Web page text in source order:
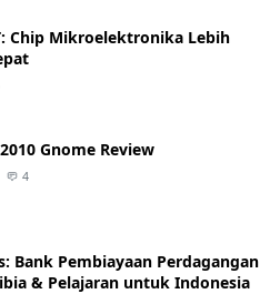
Chip Mikroelektronika Lebih
Gnome Review
4
Bank Pembiayaan Perdagangan
& Pelajaran untuk Indonesia